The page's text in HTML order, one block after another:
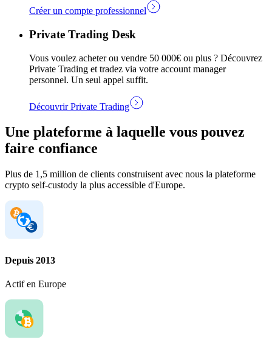
Créer un compte professionnel
Private Trading Desk
Vous voulez acheter ou vendre 50 000€ ou plus ? Découvrez
Private Trading et tradez via votre account manager
personnel. Un seul appel suffit.
Découvrir Private Trading
Une plateforme à laquelle vous pouvez
faire confiance
Plus de 1,5 million de clients construisent avec nous la plateforme
crypto self-custody la plus accessible d'Europe.
Depuis 2013
Actif en Europe